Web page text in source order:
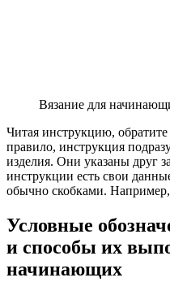
Вязание для
Читая инструкцию,
правило, инструкция
изделия. Они указаны друг
инструкции есть свои
обычно скобками.
Условные
и способы их
начинающих